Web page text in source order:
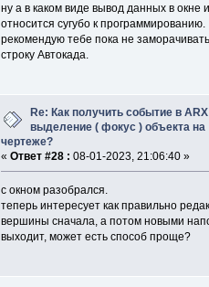
ну а в каком виде вывод данных в окне
относится сугубо к программированию.
рекомендую тебе пока не
строку Автокада.
Re: Как получить событие в ARX
выделение ( фокус ) объекта на
чертеже?
« Ответ #28 : 08-01-2023, 21:06:40 »
с окном разобрался.
теперь интересует как правильно
вершины сначала, а потом новыми
выходит, может есть способ проще?